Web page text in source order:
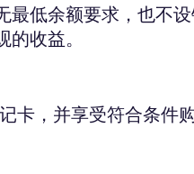
最低余额要求，也不
收益。
卡，并享受符合条件